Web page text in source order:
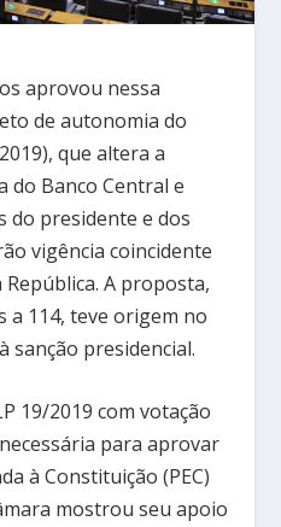
aprovou nessa
de autonomia do
que altera a
do Banco Central e
do presidente e dos
vigência coincidente
A proposta,
a 114, teve origem no
sanção presidencial.
19/2019 com votação
para aprovar
à Constituição (PEC)
mostrou seu apoio